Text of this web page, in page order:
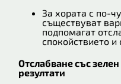
За хората с по-
съществуват
подпомагат
спокойствието и
Отслабване със
резултати